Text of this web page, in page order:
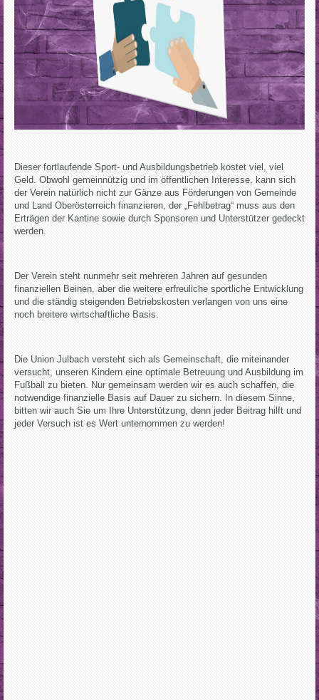
Dieser fortlaufende Sport- und Ausbildungsbetrieb kostet viel, viel
Geld. Obwohl gemeinnützig und im öffentlichen Interesse, kann sich
der Verein natürlich nicht zur Gänze aus Förderungen von Gemeinde
und Land Oberösterreich finanzieren, der „Fehlbetrag“ muss aus den
Erträgen der Kantine sowie durch Sponsoren und Unterstützer gedeckt
werden.
Der Verein steht nunmehr seit mehreren Jahren auf gesunden
finanziellen Beinen, aber die weitere erfreuliche sportliche Entwicklung
und die ständig steigenden Betriebskosten verlangen von uns eine
noch breitere wirtschaftliche Basis.
Die Union Julbach versteht sich als Gemeinschaft, die miteinander
versucht, unseren Kindern eine optimale Betreuung und Ausbildung im
Fußball zu bieten. Nur gemeinsam werden wir es auch schaffen, die
notwendige finanzielle Basis auf Dauer zu sichern. In diesem Sinne,
bitten wir auch Sie um Ihre Unterstützung, denn jeder Beitrag hilft und
jeder Versuch ist es Wert unternommen zu werden!